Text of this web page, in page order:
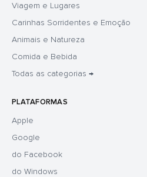
Viagem e Lugares
Carinhas Sorridentes e Emoção
Animais e Natureza
Comida e Bebida
Todas as categorias →
PLATAFORMAS
Apple
Google
do Facebook
do Windows